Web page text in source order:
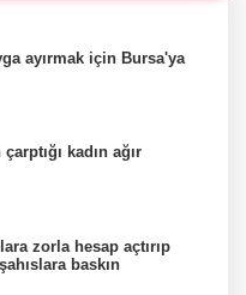
ayırmak için Bursa'ya
kadın ağır
zorla hesap açtırıp
baskın